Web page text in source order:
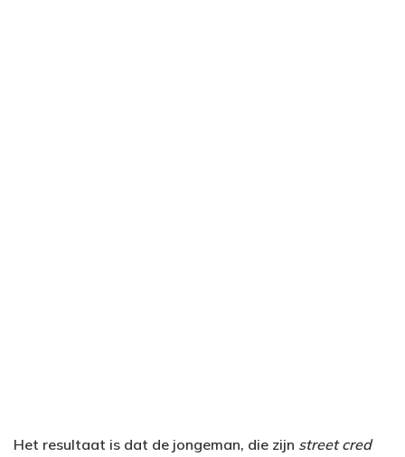
Het resultaat is dat de jongeman, die zijn street cred